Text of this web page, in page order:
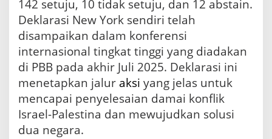
142 setuju, 10 tidak setuju, dan 12 abstain.
Deklarasi New York sendiri telah
disampaikan dalam konferensi
internasional tingkat tinggi yang diadakan
di PBB pada akhir Juli 2025. Deklarasi ini
menetapkan jalur aksi yang jelas untuk
mencapai penyelesaian damai konflik
Israel-Palestina dan mewujudkan solusi
dua negara.